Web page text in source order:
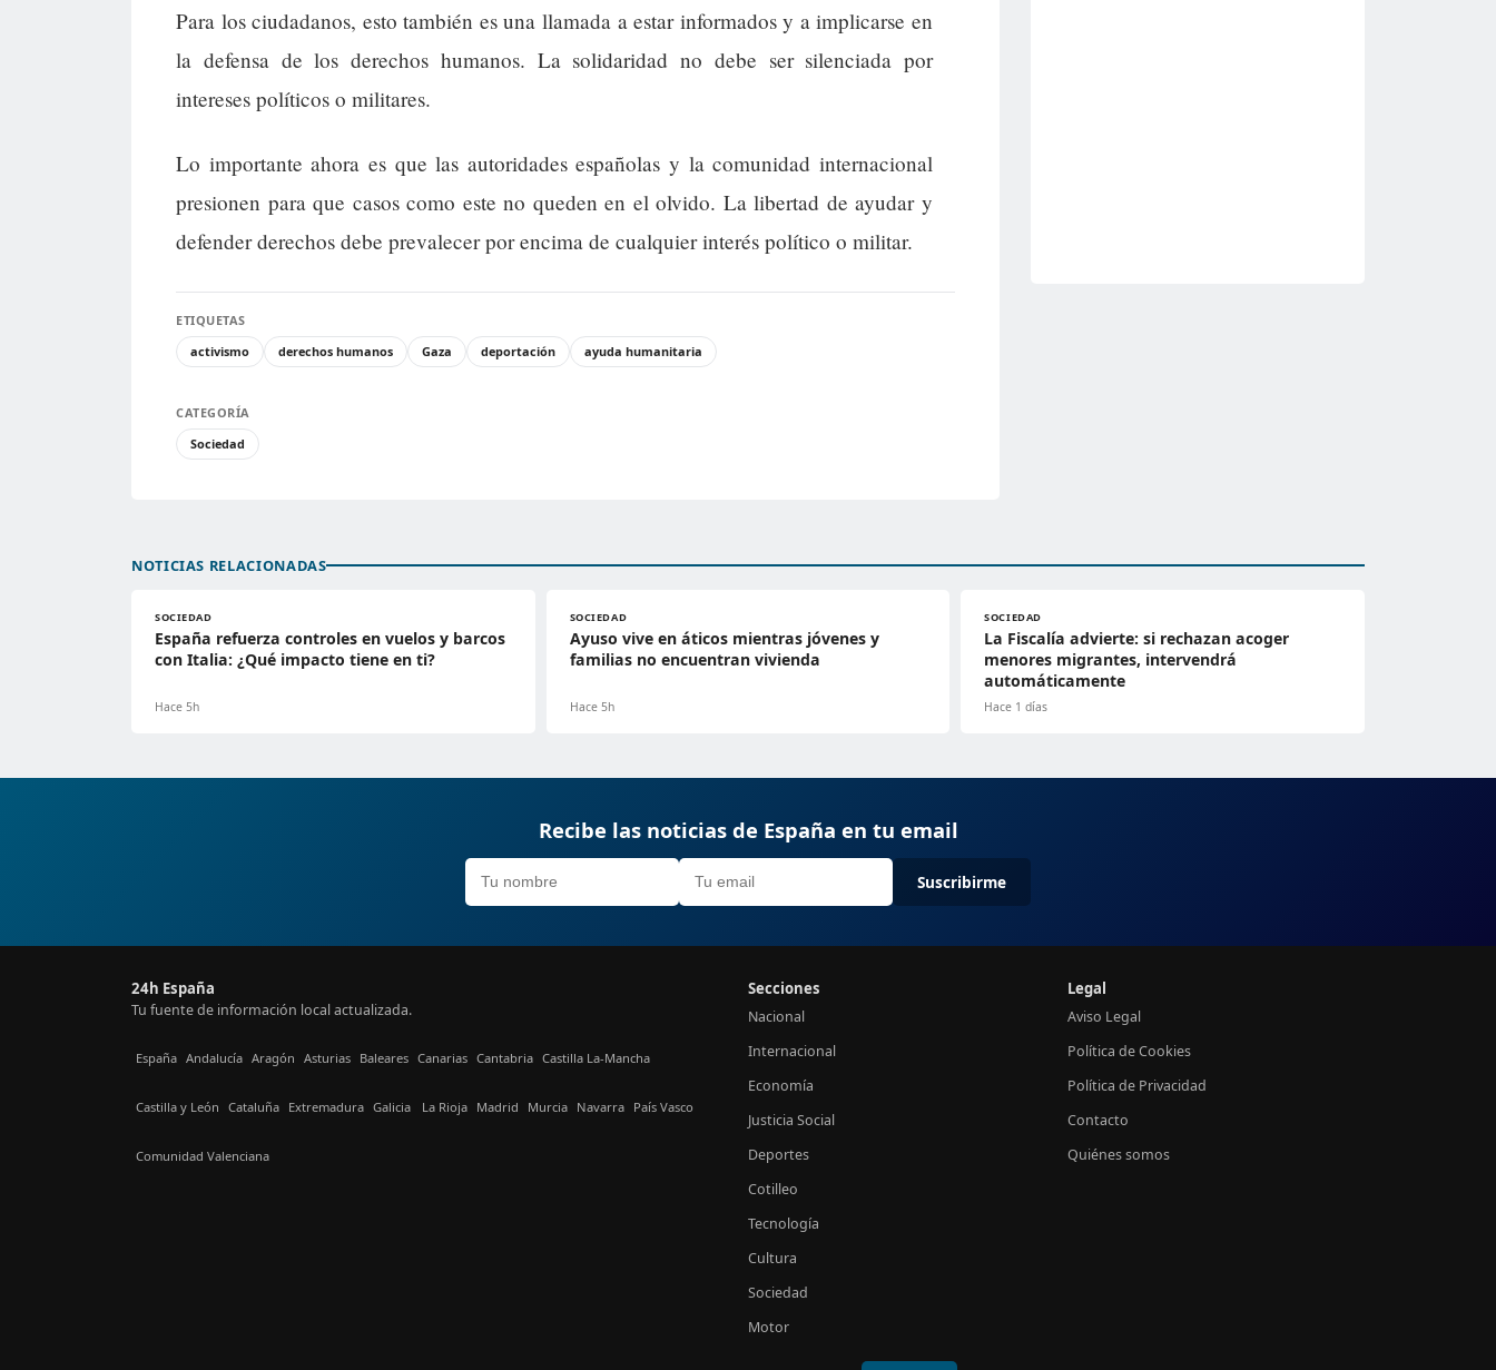
Para los ciudadanos, esto también es una llamada a estar informados y a implicarse en
la defensa de los derechos humanos. La solidaridad no debe ser silenciada por
intereses políticos o militares.
Lo importante ahora es que las autoridades españolas y la comunidad internacional
presionen para que casos como este no queden en el olvido. La libertad de ayudar y
defender derechos debe prevalecer por encima de cualquier interés político o militar.
ETIQUETAS
activismo
derechos humanos Gaza deportación ayuda humanitaria
CATEGORÍA
Sociedad
NOTICIAS RELACIONADAS
SOCIEDAD
España refuerza controles en vuelos y barcos
con Italia: ¿Qué impacto tiene en ti?
Hace 5h
SOCIEDAD
Ayuso vive en áticos mientras jóvenes y
familias no encuentran vivienda
Hace 5h
SOCIEDAD
La Fiscalía advierte: si rechazan acoger
menores migrantes, intervendrá
automáticamente
Hace 1 días
Recibe las noticias de España en tu email
Suscribirme
24h España
Tu fuente de información local actualizada.
España Andalucía Aragón Asturias Baleares Canarias Cantabria Castilla La-Mancha
Castilla y León Cataluña Extremadura Galicia La Rioja Madrid Murcia Navarra País Vasco
Comunidad Valenciana
Secciones
Nacional
Internacional
Economía
Justicia Social
Deportes
Cotilleo
Tecnología
Cultura
Sociedad
Motor
Legal
Aviso Legal
Política de Cookies
Política de Privacidad
Contacto
Quiénes somos